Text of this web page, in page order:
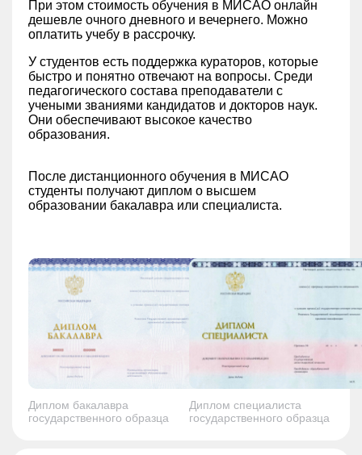
При этом стоимость обучения в МИСАО онлайн
дешевле очного дневного и вечернего. Можно
оплатить учебу в рассрочку.
У студентов есть поддержка кураторов, которые
быстро и понятно отвечают на вопросы. Среди
педагогического состава преподаватели с
учеными званиями кандидатов и докторов наук.
Они обеспечивают высокое качество
образования.
После дистанционного обучения в МИСАО
студенты получают диплом о высшем
образовании бакалавра или специалиста.
Диплом бакалавра
государственного образца
Диплом специалиста
государственного образца